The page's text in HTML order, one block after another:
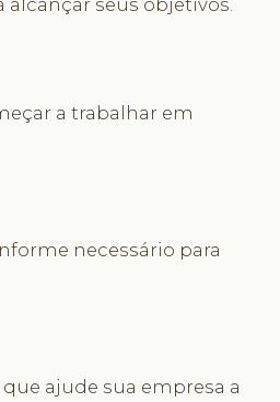
a trabalhar em
necessário para
ajude sua empresa a